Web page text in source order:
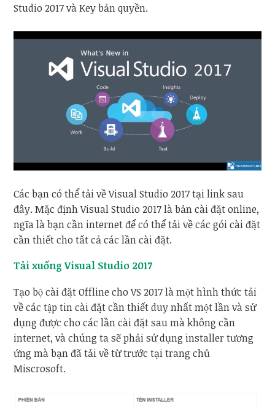
Studio 2017 và Key bản quyền.
Các bạn có thể tải về Visual Studio 2017 tại link sau
đây. Mặc định Visual Studio 2017 là bản cài đặt online,
ngĩa là bạn cần internet để có thể tải về các gói cài đặt
cần thiết cho tất cả các lần cài đặt.
Tải xuống Visual Studio 2017
Tạo bộ cài đặt Offline cho VS 2017 là một hình thức tải
về các tập tin cài đặt cần thiết duy nhất một lần và sử
dụng được cho các lần cài đặt sau mà không cần
internet, và chúng ta sẽ phải sử dụng installer tương
ứng mà bạn đã tải về từ trước tại trang chủ
Miscrosoft.